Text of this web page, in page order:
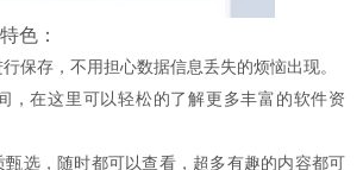
色：
保存，不用担心数据信息丢失的烦恼出现。
，在这里可以轻松的了解更多丰富的软件资
选，随时都可以查看，超多有趣的内容都可